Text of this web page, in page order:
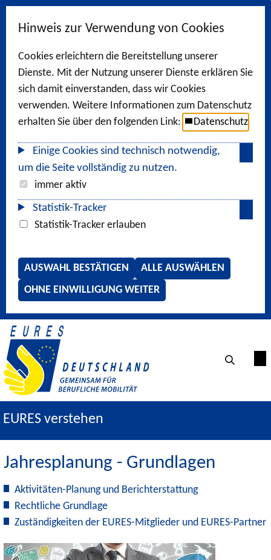
Hinweis zur Verwendung von Cookies
Cookies erleichtern die Bereitstellung unserer
Dienste. Mit der Nutzung unserer Dienste erklären Sie
sich damit einverstanden, dass wir Cookies
verwenden. Weitere Informationen zum Datenschutz
erhalten Sie über den folgenden Link:
Datenschutz
Einige Cookies sind technisch notwendig,
um die Seite vollständig zu nutzen.
immer aktiv
Statistik-Tracker
Statistik-Tracker erlauben
AUSWAHL BESTÄTIGEN
ALLE AUSWÄHLEN
OHNE EINWILLIGUNG WEITER
EURES verstehen
Jahresplanung - Grundlagen
Aktivitäten-Planung und Berichterstattung
Rechtliche Grundlage
Zuständigkeiten der EURES-Mitglieder und EURES-Partner